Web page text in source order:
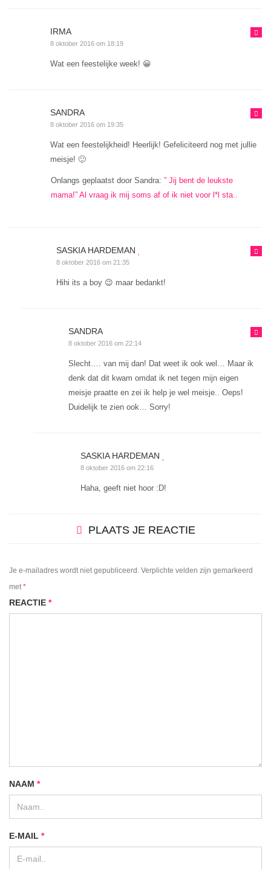
IRMA
8 oktober 2016 om 18:19
Wat een feestelijke week! 😀
SANDRA
8 oktober 2016 om 19:35
Wat een feestelijkheid! Heerlijk! Gefeliciteerd nog met jullie
meisje! 🙂
Onlangs geplaatst door Sandra: ” Jij bent de leukste
mama!” Al vraag ik mij soms af of ik niet voor l*l sta..
SASKIA HARDEMAN
8 oktober 2016 om 21:35
Hihi its a boy 😉 maar bedankt!
SANDRA
8 oktober 2016 om 22:14
Slecht…. van mij dan! Dat weet ik ook wel… Maar ik
denk dat dit kwam omdat ik net tegen mijn eigen
meisje praatte en zei ik help je wel meisje.. Oeps!
Duidelijk te zien ook… Sorry!
SASKIA HARDEMAN
8 oktober 2016 om 22:16
Haha, geeft niet hoor :D!
PLAATS JE REACTIE
Je e-mailadres wordt niet gepubliceerd. Verplichte velden zijn gemarkeerd
met*
REACTIE *
NAAM *
E-MAIL *